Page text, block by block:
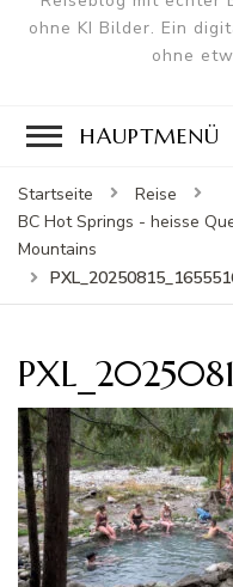
ohne KI Bilder. Ein
ohne
HAUPTMENÜ
Startseite
Reise
BC Hot Springs - heisse
Mountains